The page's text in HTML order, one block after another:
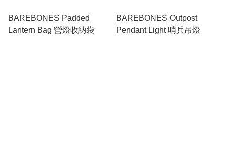
BAREBONES Padded
Lantern Bag 營燈收納袋
BAREBONES Outpost
Pendant Light 哨兵吊燈